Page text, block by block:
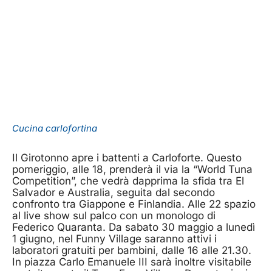
Cucina carlofortina
Il Girotonno apre i battenti a Carloforte. Questo
pomeriggio, alle 18, prenderà il via la “World Tuna
Competition”, che vedrà dapprima la sfida tra El
Salvador e Australia, seguita dal secondo
confronto tra Giappone e Finlandia. Alle 22 spazio
al live show sul palco con un monologo di
Federico Quaranta. Da sabato 30 maggio a lunedì
1 giugno, nel Funny Village saranno attivi i
laboratori gratuiti per bambini, dalle 16 alle 21.30.
In piazza Carlo Emanuele III sarà inoltre visitabile